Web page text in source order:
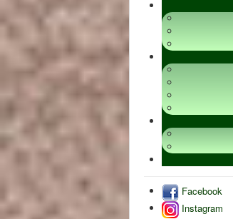
Facebook
Instagram